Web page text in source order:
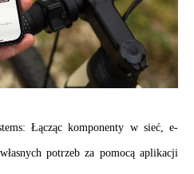
Łącząc komponenty w sieć, e-
potrzeb za pomocą aplikacji